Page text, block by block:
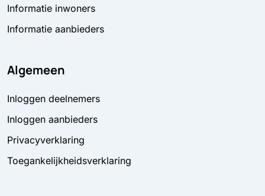
Informatie inwoners
Informatie aanbieders
Algemeen
Inloggen deelnemers
Inloggen aanbieders
Privacyverklaring
Toegankelijkheidsverklaring